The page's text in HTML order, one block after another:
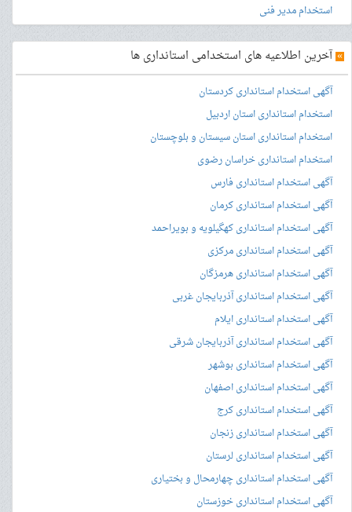
استخدام مدیر فنی
»آخرین اطلاعیه های استخدامی استانداری ها
آگهی استخدام استانداری کردستان
استخدام استانداری استان اردبیل
استخدام استانداری استان سیستان و بلوچستان
استخدام استانداری خراسان رضوی
آگهی استخدام استانداری فارس
آگهی استخدام استانداری کرمان
آگهی استخدام استانداری کهگیلویه و بویراحمد
آگهی استخدام استانداری مرکزی
آگهی استخدام استانداری هرمزگان
آگهی استخدام استانداری آذربایجان غربی
آگهی استخدام استانداری ایلام
آگهی استخدام استانداری آذربایجان شرقی
آگهی استخدام استانداری بوشهر
آگهی استخدام استانداری اصفهان
آگهی استخدام استانداری کرج
آگهی استخدام استانداری زنجان
آگهی استخدام استانداری لرستان
آگهی استخدام استانداری چهارمحال و بختیاری
آگهی استخدام استانداری خوزستان